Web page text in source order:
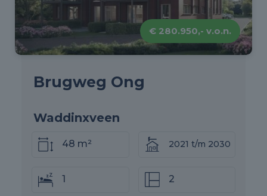
€ 280.950,- v.o.n.
Brugweg Ong
Waddinxveen
48 m² 2021 t/m 2030
1 2